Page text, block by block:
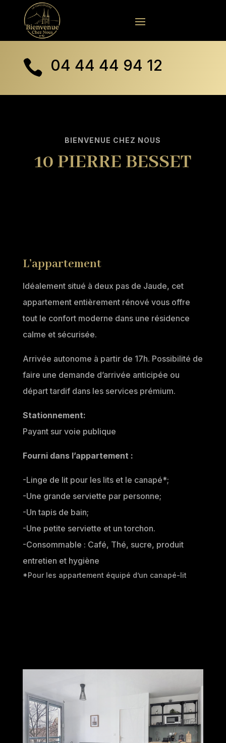
 04 44 44 94 12
BIENVENUE CHEZ NOUS
10 PIERRE BESSET
L’appartement
Idéalement situé à deux pas de Jaude, cet
appartement entièrement rénové vous offre
tout le confort moderne dans une résidence
calme et sécurisée.
Arrivée autonome à partir de 17h. Possibilité de
faire une demande d’arrivée anticipée ou
départ tardif dans les services prémium.
Stationnement:
Payant sur voie publique
Fourni dans l’appartement :
-Linge de lit pour les lits et le canapé*;
-Une grande serviette par personne;
-Un tapis de bain;
-Une petite serviette et un torchon.
-Consommable : Café, Thé, sucre, produit
entretien et hygiène
*Pour les appartement équipé d’un canapé-lit